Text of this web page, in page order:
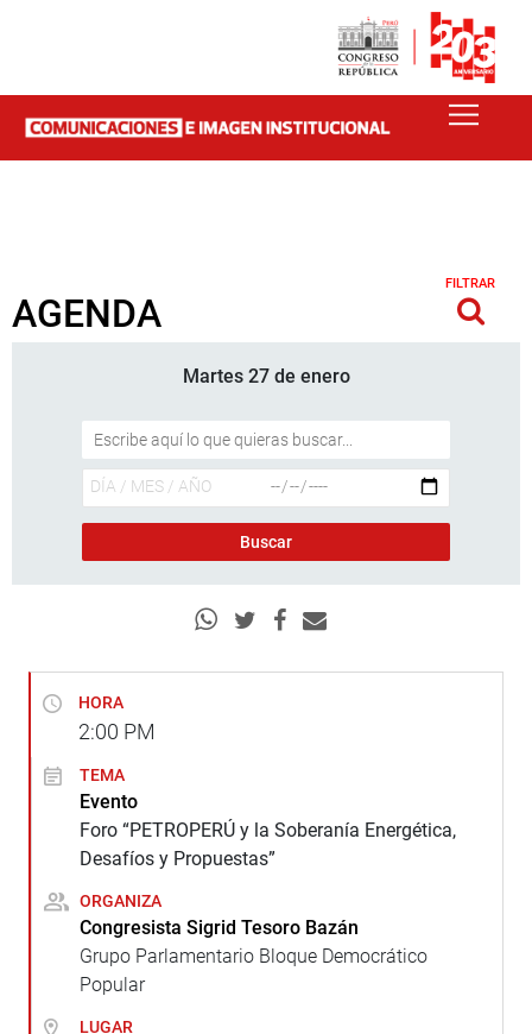
AGENDA
FILTRAR
Martes 27 de enero
HORA
2:00 PM
TEMA
Evento
Foro “PETROPERÚ y la Soberanía Energética,
Desafíos y Propuestas”
ORGANIZA
Congresista Sigrid Tesoro Bazán
Grupo Parlamentario Bloque Democrático
Popular
LUGAR